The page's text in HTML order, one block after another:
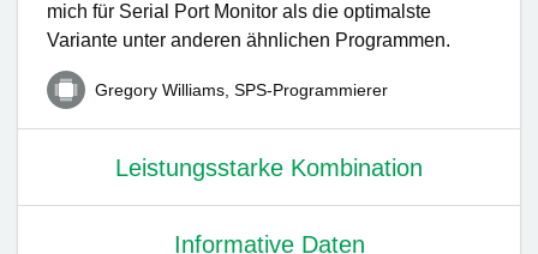
mich für Serial Port Monitor als die optimalste
Variante unter anderen ähnlichen Programmen.
Gregory Williams, SPS-Programmierer
Leistungsstarke Kombination
Informative Daten